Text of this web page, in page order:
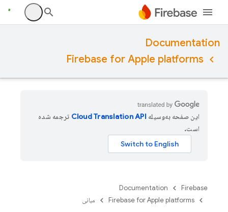
Documentation
Firebase for Apple platforms
این صفحه به‌وسیله
ترجمه شده
است.
Firebase
Documentation
Firebase for Apple platforms
مبانی